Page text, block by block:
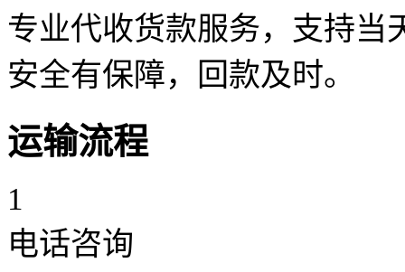
专业代收货款服务，支持当
安全有保障，回款及时。
运输流程
1
电话咨询